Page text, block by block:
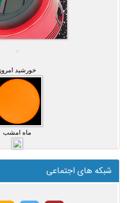
خورشید امروز
ماه امشب
شبکه های اجتماعی